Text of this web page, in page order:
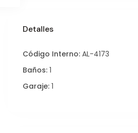
Detalles
Código Interno: AL-4173
Baños: 1
Garaje: 1